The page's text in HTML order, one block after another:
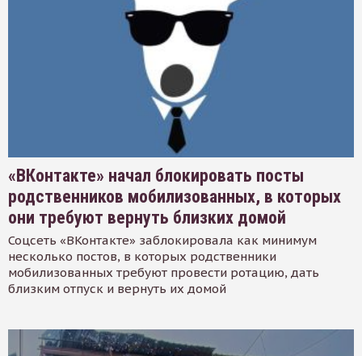
«ВКонтакте» начал блокировать посты
родственников мобилизованных, в которых
они требуют вернуть близких домой
Соцсеть «ВКонтакте» заблокировала как минимум
несколько постов, в которых родственники
мобилизованных требуют провести ротацию, дать
близким отпуск и вернуть их домой